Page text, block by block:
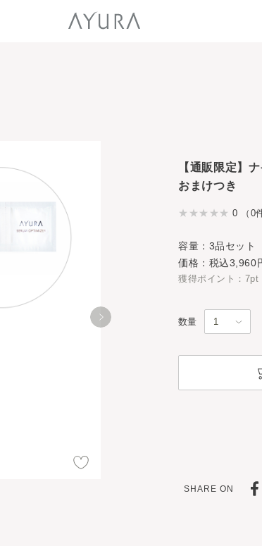
【通販限定】
おまけつき
0 （0
容量：3品セット
価格：税込3,960
獲得ポイント：7pt
数量
SHARE ON